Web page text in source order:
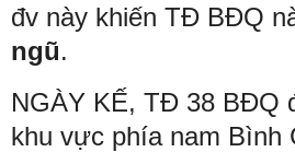
đv này khiến TĐ BĐQ
ngũ.
NGÀY KẾ, TĐ 38 BĐQ
khu vực phía nam Bình